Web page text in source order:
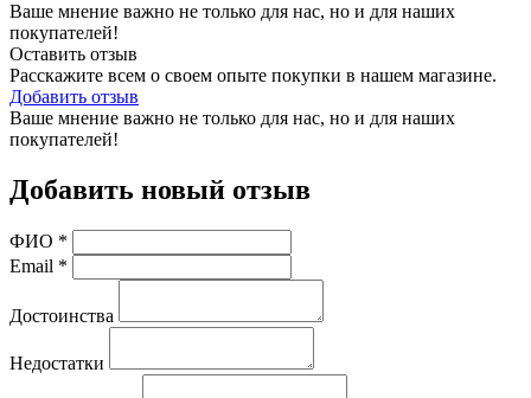
Ваше мнение важно не только для нас, но и для наших
покупателей!
Оставить отзыв
Расскажите всем о своем опыте покупки в нашем магазине.
Добавить отзыв
Ваше мнение важно не только для нас, но и для наших
покупателей!
Добавить новый отзыв
ФИО *
Email *
Достоинства
Недостатки